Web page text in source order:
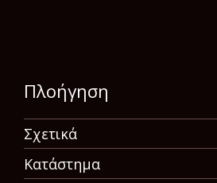
Πλοήγηση
Σχετικά
Κατάστημα